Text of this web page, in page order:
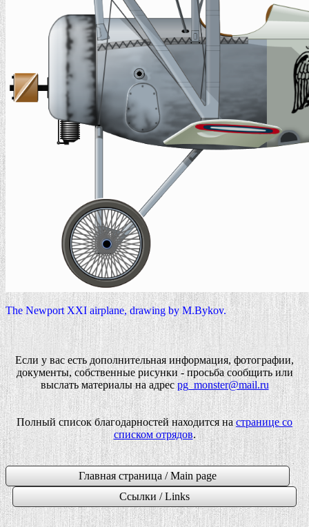
The Newport XXI airplane, drawing by M.Bykov.
Если у вас есть дополнительная информация, фотографии,
документы, собственные рисунки - просьба сообщить или
выслать материалы на адресpg_monster@mail.ru
Полный список благодарностей находится на странице со
списком отрядов.
Главная страница / Main page
Ссылки / Links